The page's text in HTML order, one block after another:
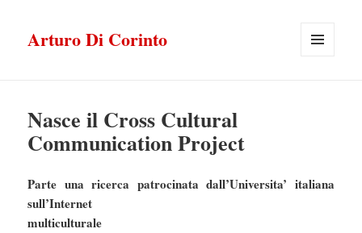
Arturo Di Corinto
Nasce il Cross Cultural
Communication Project
Parte una ricerca patrocinata dall’Universita’ italiana
sull’Internet
multiculturale